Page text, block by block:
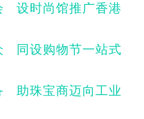
设时尚馆推广香港
同设购物节一站式
助珠宝商迈向工业